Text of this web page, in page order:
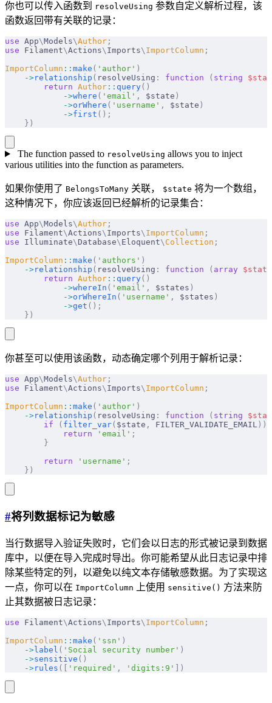
你也可以传入函数到 resolveUsing 参数自定义解析过程，该
函数返回带有关联的记录：
use App\Models\Author ;
use Filament\Actions\ Imports\ ImportColumn ;
ImportColumn :: make ( 'author' )
    ->
relationship ( resolveUsing : function ( string $
        return
Author :: query()
            ->
where ( 'email' , $state )
            ->
orWhere ( 'username' , $state )
            ->
first ();
    })
The function passed to resolveUsing allows you to inject
various utilities into the function as parameters.
如果你使用了 BelongsToMany 关联， $state 将为一个数组，
这种情况下，你应该返回已经解析的记录集合：
use App\Models\Author ;
use Filament\Actions\ Imports\ ImportColumn ;
use Illuminate\ Database\ Eloquent\ Collection ;
ImportColumn :: make ( 'authors' )
    ->
relationship ( resolveUsing : function ( array $
        return
Author :: query()
            ->
whereIn ( 'email' , $states )
            ->
orWhereIn ( 'username' , $states )
            ->
get ();
    })
你甚至可以使用该函数，动态确定哪个列用于解析记录：
use App\Models\Author ;
use Filament\Actions\ Imports\ ImportColumn ;
ImportColumn :: make ( 'author' )
    ->
relationship ( resolveUsing : function ( string $
        if
( filter_var( $state , FILTER_VALIDATE_EMAIL ))
            return
'email' ;
        }
        return
'username' ;
    })
#将列数据标记为敏感
当行数据导入验证失败时，它们会以日志的形式被记录到数据
库中，以便在导入完成时导出。你可能希望从此日志记录中排
除某些特定的列，以避免以纯文本存储敏感数据。为了实现这
一点，你可以在 ImportColumn 上使用 sensitive() 方法来防
止其数据被日志记录：
use Filament\Actions\ Imports\ ImportColumn ;
ImportColumn :: make ( 'ssn' )
    ->
label ( 'Social security number' )
    ->
sensitive ()
    ->
rules ([ 'required' , 'digits:9' ])